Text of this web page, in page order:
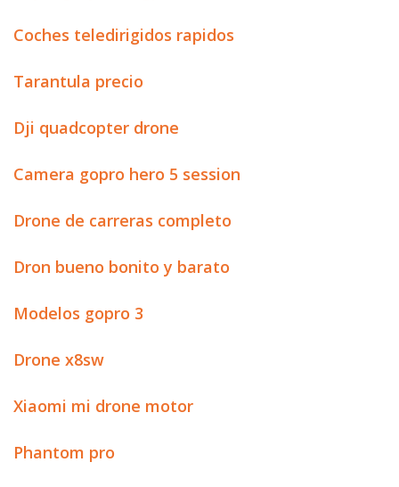
Coches teledirigidos rapidos
Tarantula precio
Dji quadcopter drone
Camera gopro hero 5 session
Drone de carreras completo
Dron bueno bonito y barato
Modelos gopro 3
Drone x8sw
Xiaomi mi drone motor
Phantom pro